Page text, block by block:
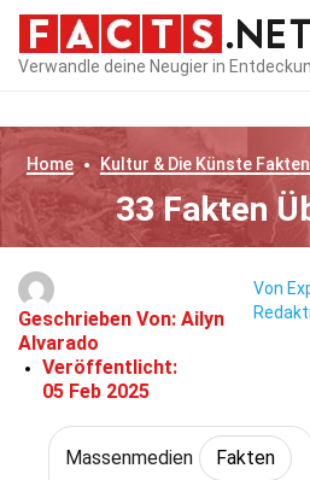
Verwandle deine Neugier in
Home Kultur & Die KünsteFakten
33 Fakten
Geschrieben Von: Ailyn
Alvarado
Veröffentlicht:
05 Feb 2025
Von
Massenmedien Fakten